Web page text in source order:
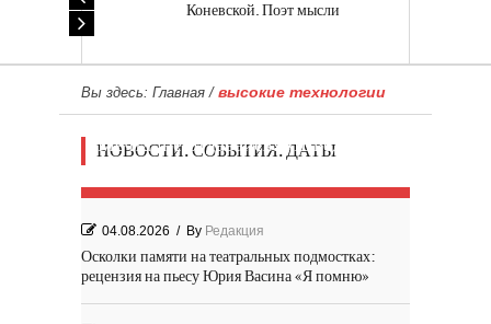
Коневской. Поэт мысли
Вы здесь: Главная / высокие технологии
НОВОСТИ. СОБЫТИЯ. ДАТЫ
Мечта, не отдавайся! «Шведская
04.08.2026 / By Редакция
Осколки памяти на театральных подмостках:
рецензия на пьесу Юрия Васина «Я помню»